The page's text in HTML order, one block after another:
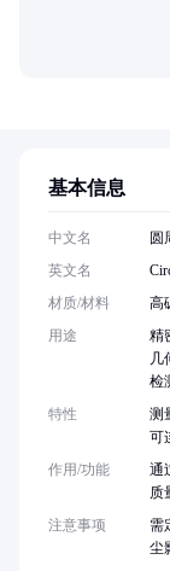
基本信息
中文名
圆
英文名
材质/材料
高
用途
精
几
检
特性
测
可
作用/功能
通
质
注意事项
需
尘